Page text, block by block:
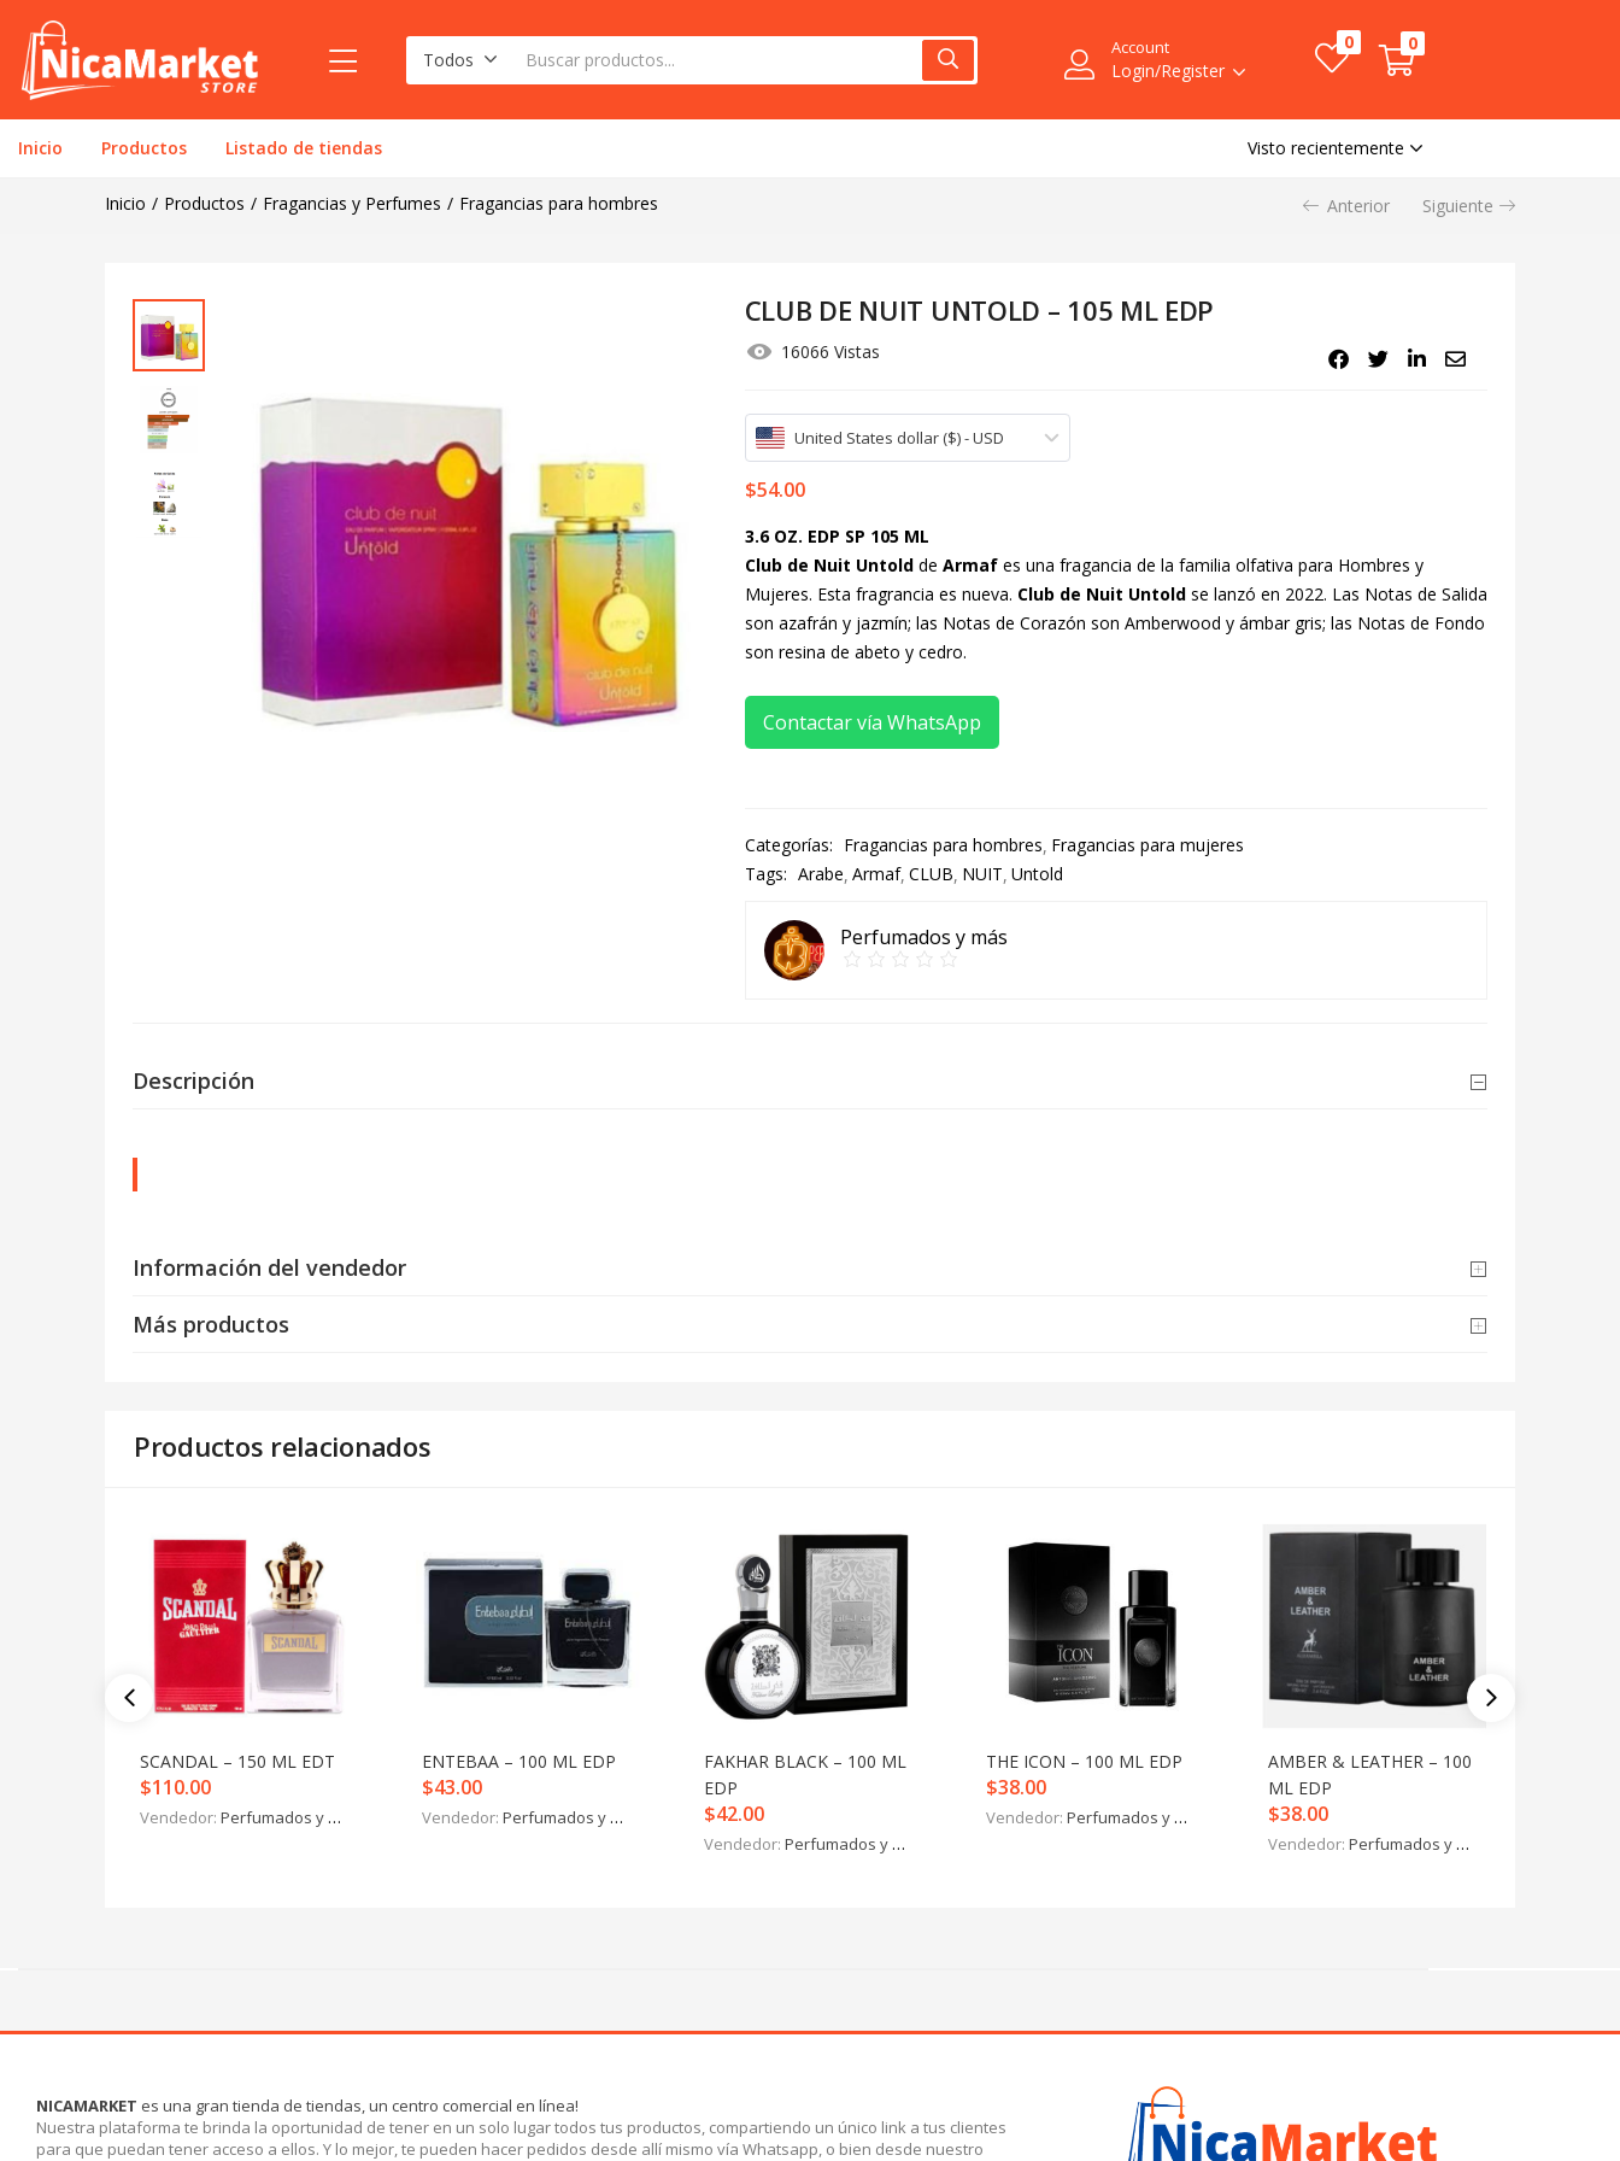
Todos
Account
Login/Register
0 0
Inicio Productos Listado de tiendas Visto recientemente
Inicio Productos Fragancias y Perfumes Fragancias para hombres Anterior Siguiente
CLUB DE NUIT UNTOLD – 105 ML EDP
16066 Vistas
United States dollar ($) - USD
$54.00
3.6 OZ. EDP SP 105 ML
Club de Nuit Untoldde Armafes una fragancia de la familia olfativa para Hombres y
Mujeres. Esta fragrancia es nueva. Club de Nuit Untoldse lanzó en 2022. Las Notas de Salida
son azafrán y jazmín; las Notas de Corazón son Amberwood y ámbar gris; las Notas de Fondo
son resina de abeto y cedro.
Contactar vía WhatsApp
Categorías: Fragancias para hombres Fragancias para mujeres
Tags: Arabe Armaf CLUB NUIT Untold
Perfumados y más
Descripción
Información del vendedor
Más productos
Productos relacionados
SCANDAL – 150 ML EDT
$110.00
Vendedor: Perfumados y más
ENTEBAA – 100 ML EDP
$43.00
Vendedor: Perfumados y más
FAKHAR BLACK – 100 ML
EDP
$42.00
Vendedor: Perfumados y más
THE ICON – 100 ML EDP
$38.00
Vendedor: Perfumados y más
AMBER & LEATHER – 100
ML EDP
$38.00
Vendedor: Perfumados y más
NICAMARKET es una gran tienda de tiendas, un centro comercial en línea!
Nuestra plataforma te brinda la oportunidad de tener en un solo lugar todos tus productos, compartiendo un único link a tus clientes
para que puedan tener acceso a ellos. Y lo mejor, te pueden hacer pedidos desde allí mismo vía Whatsapp, o bien desde nuestro